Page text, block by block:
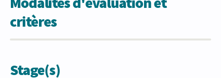
critères
Stage(s)